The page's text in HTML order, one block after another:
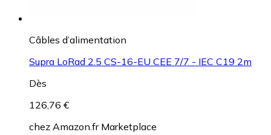
Câbles d’alimentation
Supra LoRad 2.5 CS-16-EU CEE 7/7 - IEC C19 2m
Dès
126,76 €
chez Amazon.fr Marketplace